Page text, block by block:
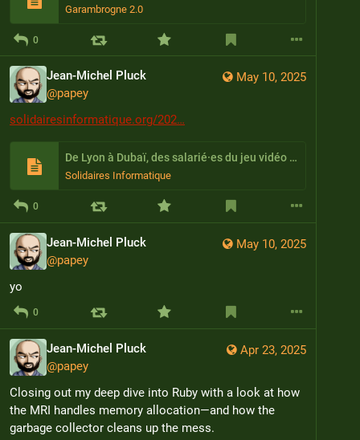
Garambrogne 2.0
0
May 10, 2025
Jean-Michel Pluck
@papey
solidairesinformatique.org/202
De Lyon à Dubaï, des salarié·es du jeu vidéo et de l’animation impayé·es, humilié·es puis licencié·es — Le cas Oona
Solidaires Informatique
0
May 10, 2025
Jean-Michel Pluck
@papey
yo
0
Apr 23, 2025
Jean-Michel Pluck
@papey
Closing out my deep dive into Ruby with a look at how
the MRI handles memory allocation—and how the
garbage collector cleans up the mess.